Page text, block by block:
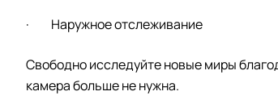
· Наружное отслеживание
Свободно исследуйте новые миры
камера больше не нужна.